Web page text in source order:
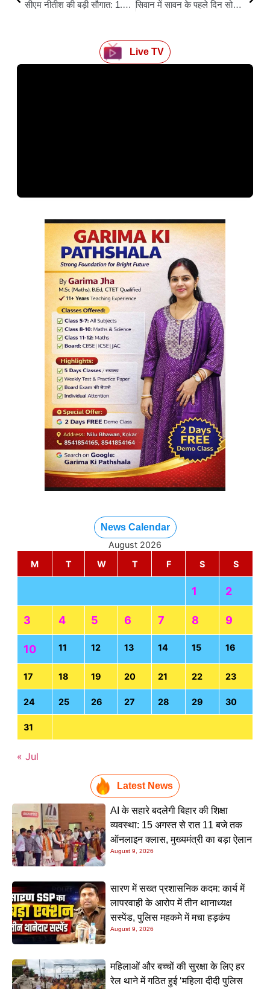
सीएम नीतीश की बड़ी सौगात: 1.11 करोड़ लाभार्थियों के खातों में ट्रांसफर हुए ₹1100, पेंशन में ऐतिहासिक बढ़ोतरी सिवान में सावन के पहले दिन सोहागरा धाम में उमड़ा श्रद्धालुओं का सैलाब, 50 हजार से अधिक भक्तों ने किया जलाभिषेक
Live TV
News Calendar
August 2026
M
T W T F S S
1 2
3 4 5 6 7 8 9
10 11 12 13 14 15 16
17 18 19 20 21 22 23
24 25 26 27 28 29 30
31
« Jul
Latest News
AI के सहारे बदलेगी बिहार की शिक्षा
व्यवस्था: 15 अगस्त से रात 11 बजे तक
ऑनलाइन क्लास, मुख्यमंत्री का बड़ा ऐलान
August 9, 2026
सारण में सख्त प्रशासनिक कदम: कार्य में
लापरवाही के आरोप में तीन थानाध्यक्ष
सस्पेंड, पुलिस महकमे में मचा हड़कंप
August 9, 2026
महिलाओं और बच्चों की सुरक्षा के लिए हर
रेल थाने में गठित हुई ‘महिला दीदी पुलिस